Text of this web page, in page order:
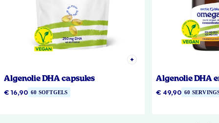
Algenolie DHA capsules
€ 16,90 60 SOFTGELS
Algenolie DHA
€ 49,90 60